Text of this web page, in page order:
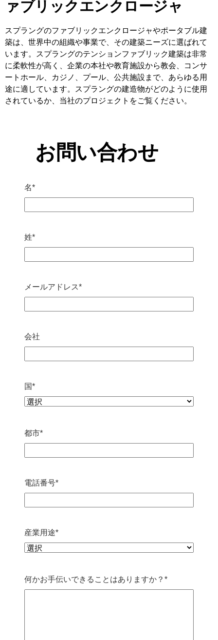
ァブリックエンクロージャ
スプラングのファブリックエンクロージャやポータブル建
築は、世界中の組織や事業で、その建築ニーズに選ばれて
います。スプラングのテンションファブリック建築は非常
に柔軟性が高く、企業の本社や教育施設から教会、コンサ
ートホール、カジノ、プール、公共施設まで、あらゆる用
途に適しています。スプラングの建造物がどのように使用
されているか、当社のプロジェクトをご覧ください。
お問い合わせ
名*
姓*
メールアドレス*
会社
国*
都市*
電話番号*
産業用途*
何かお手伝いできることはありますか？ *